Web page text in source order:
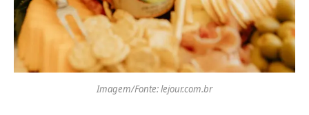
Imagem/Fonte: lejour.com.br